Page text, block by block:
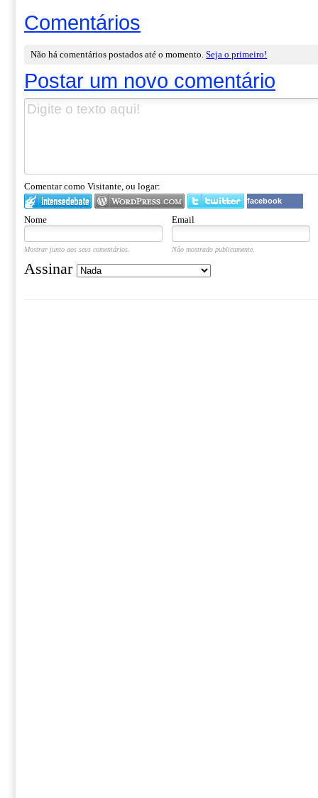
Comentários
Não há comentários postados até o momento.Seja o primeiro!
Postar um novo comentário
Comentar como Visitante, ou logar:
facebook
Nome Email
Mostrar junto aos seus comentários. Não mostrado publicamente.
Assinar